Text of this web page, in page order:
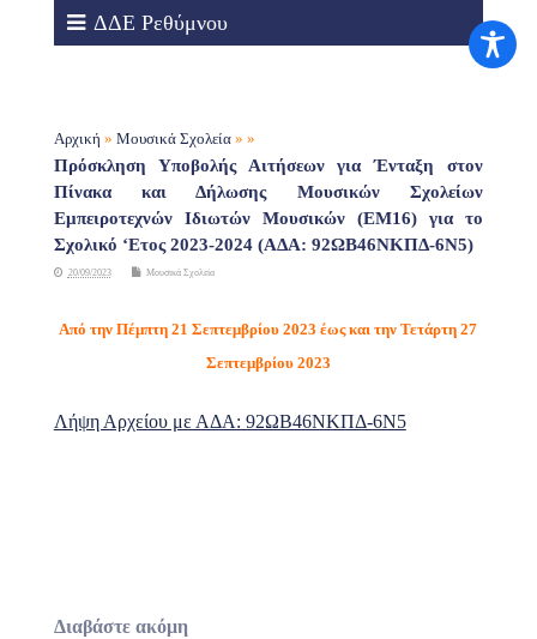
ΔΔΕ Ρεθύμνου
Αρχική » Μουσικά Σχολεία» »
Πρόσκληση Υποβολής Αιτήσεων για Ένταξη στον
Πίνακα και Δήλωσης Μουσικών Σχολείων
Εμπειροτεχνών Ιδιωτών Μουσικών (ΕΜ16) για το
Σχολικό ‘Ετος 2023-2024 (ΑΔΑ: 92ΩΒ46ΝΚΠΔ-6Ν5)
20/09/2023 Μουσικά Σχολεία
Από την Πέμπτη 21 Σεπτεμβρίου 2023 έως και την Τετάρτη 27
Σεπτεμβρίου 2023
Λήψη Αρχείου με ΑΔΑ: 92ΩΒ46ΝΚΠΔ-6Ν5
Διαβάστε ακόμη